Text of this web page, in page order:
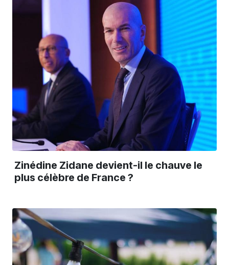
Zinédine Zidane devient-il le chauve le
plus célèbre de France ?